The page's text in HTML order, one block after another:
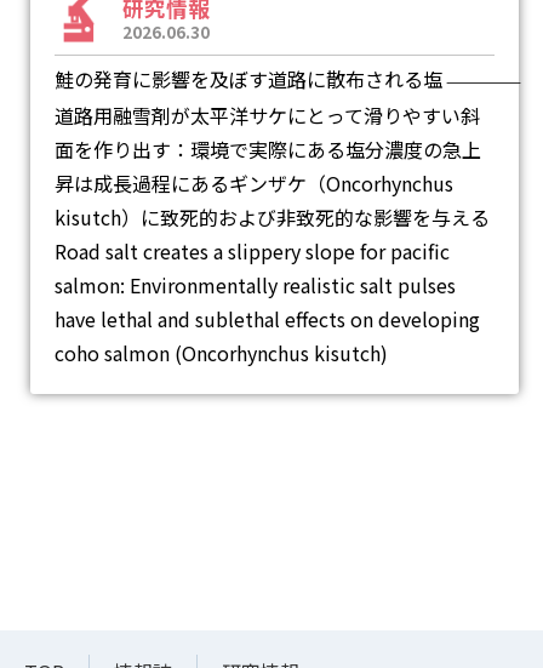
研究情報
2026.06.30
鮭の発育に影響を及ぼす道路に散布される塩 ―
道路用融雪剤が太平洋サケにとって滑りやすい斜
面を作り出す：環境で実際にある塩分濃度の急上
昇は成長過程にあるギンザケ（Oncorhynchus
kisutch）に致死的および非致死的な影響を与える
Road salt creates a slippery slope for pacific
salmon: Environmentally realistic salt pulses
have lethal and sublethal effects on developing
coho salmon (Oncorhynchus kisutch)